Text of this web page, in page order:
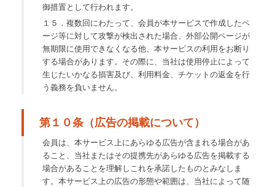
御措置として行われます。
１５．複数回にわたって、会員が本サービスで作成したペ
ージ等に対して攻撃が検出された場合、外部公開ページが
無期限に使用できなくなる他、本サービスの利用をお断り
する場合があります。その際に、当社は使用停止によって
生じたいかなる損害及び、利用料金、チケットの返金を行
う義務を負いません。
第１０条（広告の掲載について）
会員は、本サービス上にあらゆる広告が含まれる場合があ
ること、当社またはその提携先があらゆる広告を掲載する
場合があることを理解しこれを承諾したものとみなしま
す。本サービス上の広告の形態や範囲は、当社によって随